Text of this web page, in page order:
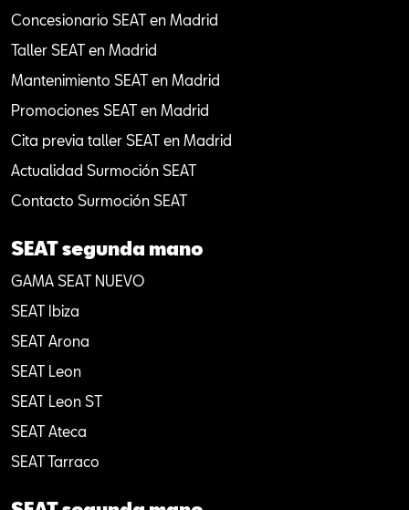
Concesionario SEAT en Madrid
Taller SEAT en Madrid
Mantenimiento SEAT en Madrid
Promociones SEAT en Madrid
Cita previa taller SEAT en Madrid
Actualidad Surmoción SEAT
Contacto Surmoción SEAT
SEAT segunda mano
GAMA SEAT NUEVO
SEAT Ibiza
SEAT Arona
SEAT Leon
SEAT Leon ST
SEAT Ateca
SEAT Tarraco